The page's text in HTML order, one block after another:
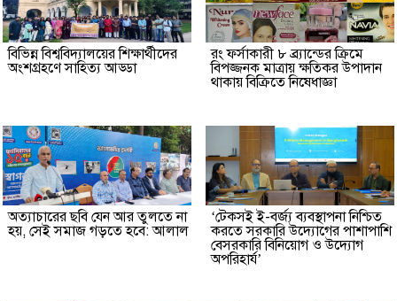
বিভিন্ন বিশ্ববিদ্যালয়ের শিক্ষার্থীদের
অংশগ্রহণে সাহিত্য আড্ডা
রং ফর্সাকারী ৮ ব্র্যান্ডের ক্রিমে
বিপজ্জনক মাত্রায় ক্ষতিকর উপাদান
থাকায় বিক্রিতে নিষেধাজ্ঞা
অত্যাচারের ছবি যেন আর তুলতে না
হয়, সেই সমাজ গড়তে হবে: আলাল
‘টেকসই ই-বর্জ্য ব্যবস্থাপনা নিশ্চিত
করতে সরকারি উদ্যোগের পাশাপাশি
বেসরকারি বিনিয়োগ ও উদ্যোগ
অপরিহার্য’